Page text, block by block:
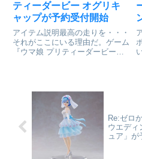
ティーダービー オグリキ
ャップが予約受付開始
アイテム説明最高の走りを・・・
それがここにいる理由だ。ゲーム
『ウマ娘 プリティーダービー』
表情パーツ：「すまし顔」「笑
顔」「もぐもぐ顔」オプションパ
Re:ゼロ
ウエディ
ュア」が